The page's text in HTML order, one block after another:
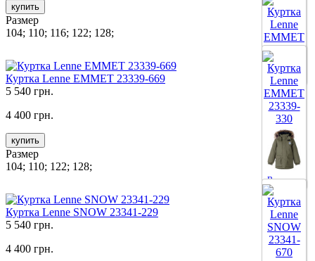
Все цвета
купить
Размер
104; 110; 116; 122; 128;
Все цвета
Куртка Lenne EMMET 23339-669
5 540 грн.
4 400 грн.
купить
Размер
104; 110; 122; 128;
Куртка Lenne SNOW 23341-229
5 540 грн.
4 400 грн.